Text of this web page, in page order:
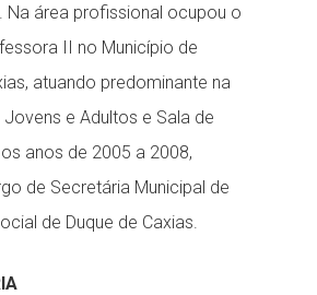
Na área profissional ocupou o
II no Município de
atuando predominante na
e Adultos e Sala de
anos de 2005 a 2008,
de Secretária Municipal de
de Duque de Caxias.